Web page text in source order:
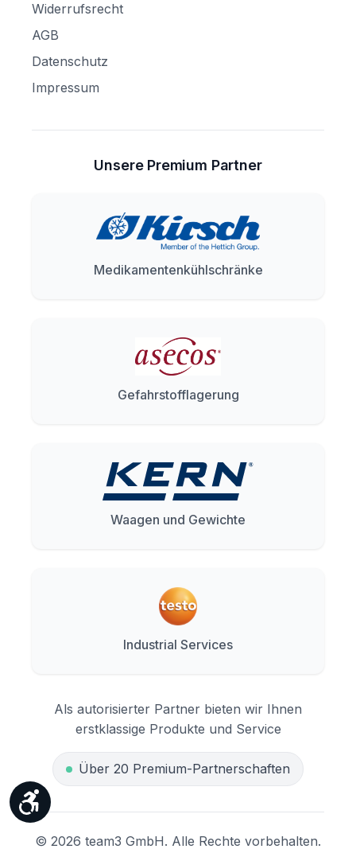
Widerrufsrecht
AGB
Datenschutz
Impressum
Unsere Premium Partner
Medikamentenkühlschränke
Gefahrstofflagerung
Waagen und Gewichte
Industrial Services
Als autorisierter Partner bieten wir Ihnen
erstklassige Produkte und Service
Über 20 Premium-Partnerschaften
© 2026 team3 GmbH. Alle Rechte vorbehalten.
Werkzeugleiste anzeigen